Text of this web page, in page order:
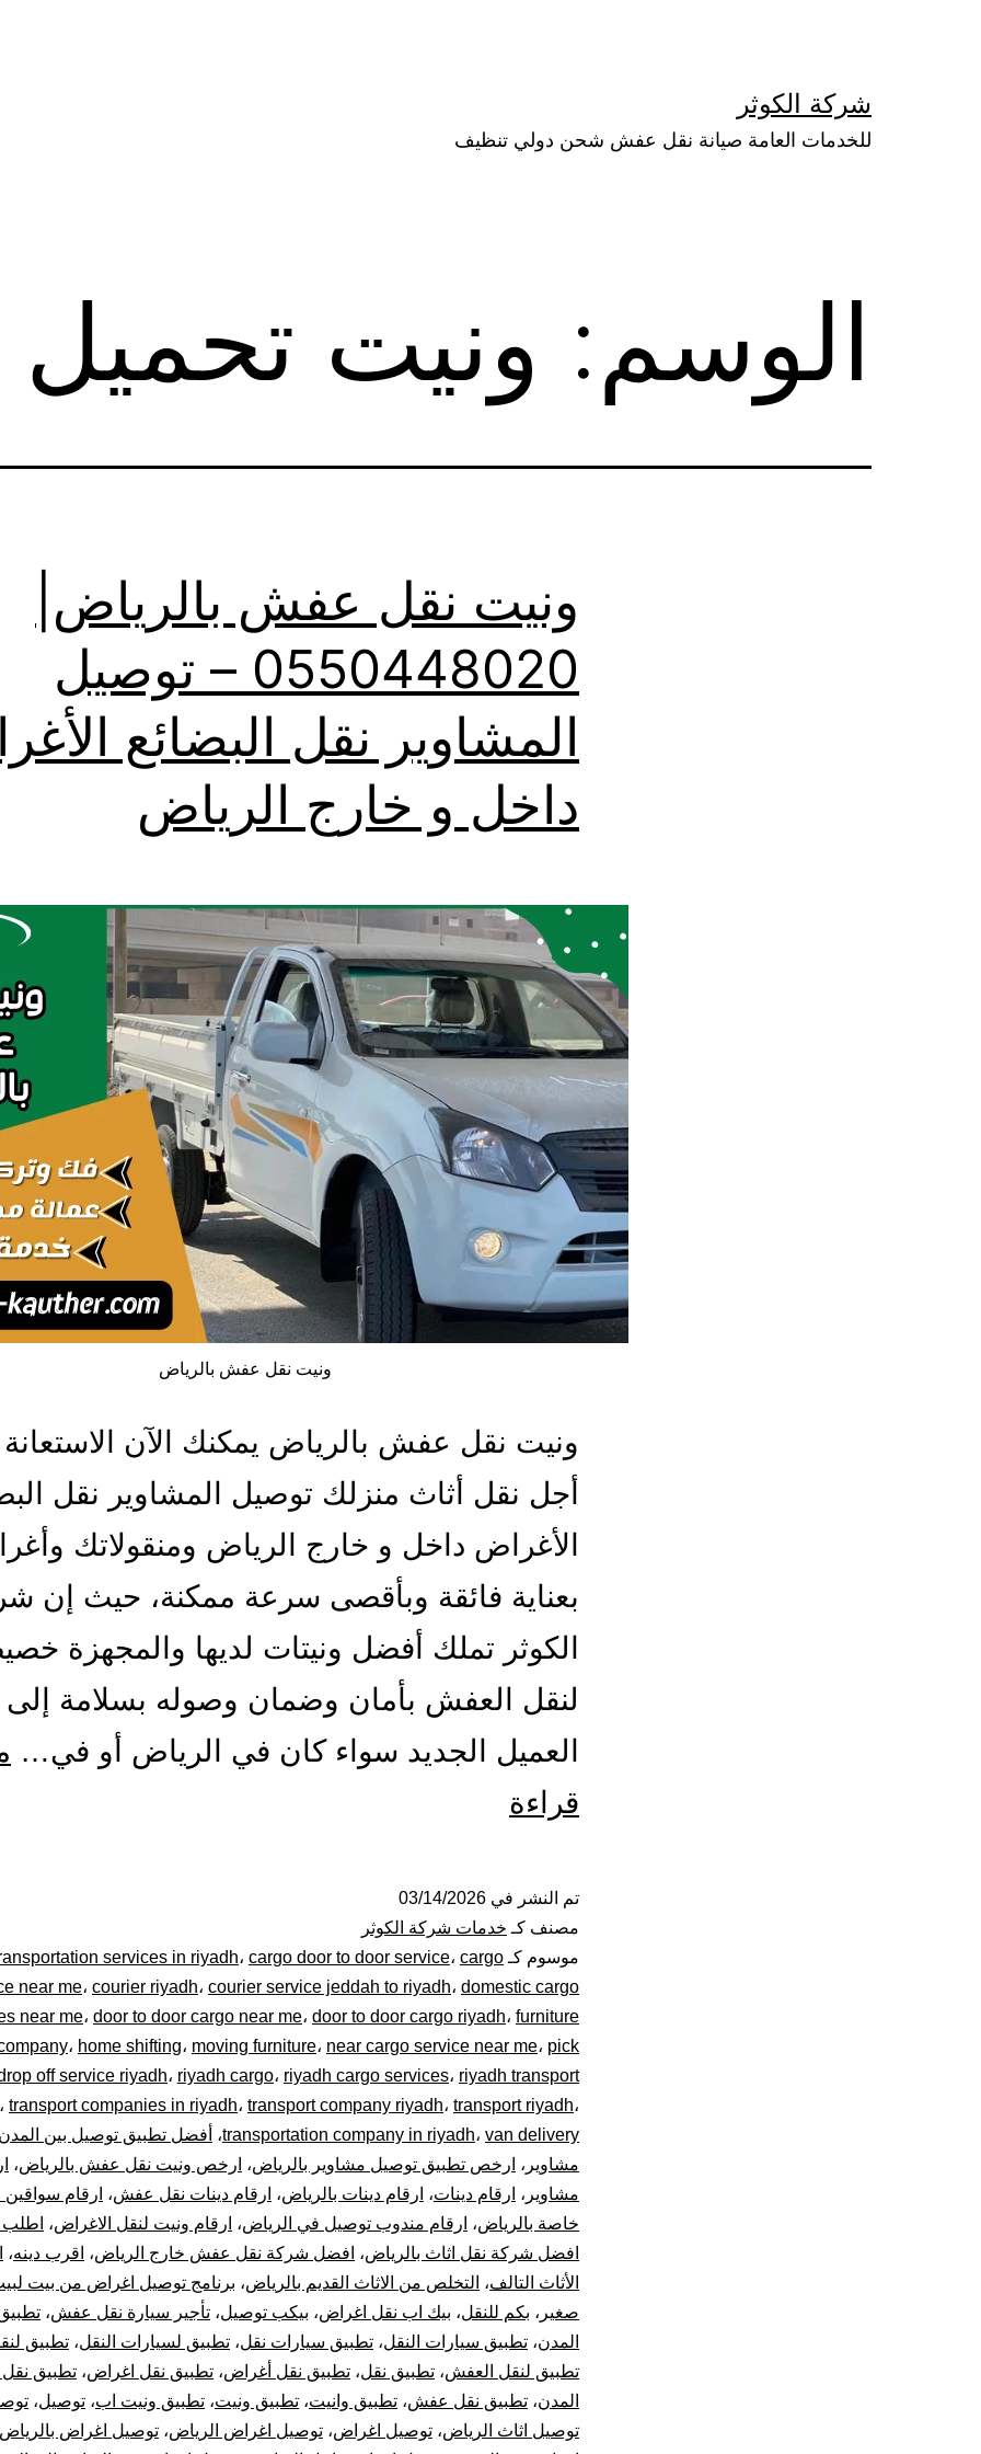
شركة الكوثر
للخدمات العامة صيانة نقل عفش شحن دولي تنظيف
الوسم: ونيت
ونيت نقل عفش بالرياض|
0550448020 – توصيل
المشاوير نقل البضائع
داخل و خارج الرياض
ونيت نقل عفش بالرياض
ونيت نقل عفش بالرياض يمكنك الآن
أجل نقل أثاث منزلك توصيل المشاوير نقل
الأغراض داخل و خارج الرياض ومنقولاتك
بعناية فائقة وبأقصى سرعة ممكنة، حيث إن
الكوثر تملك أفضل ونيتات لديها والمجهزة
لنقل العفش بأمان وضمان وصوله بسلامة
العميل الجديد سواء كان في الرياض أو في…
قراءة
عفش
بالرياض|
0550448020
–
توصيل
المشاوير
نقل
البضائع
الأغراض
داخل
و
تم النشر في 03/14/2026
مصنف كـ خدمات شركة الكوثر
موسوم كـ
services in riyadh، cargo door to door service، cargo
near me، courier riyadh، courier service jeddah to riyadh، domestic cargo
near me، door to door cargo near me، door to door cargo riyadh، furniture
، home shifting، moving furniture، near cargo service near me، pick
off service riyadh، riyadh cargo، riyadh cargo services، riyadh transport
، transport companies in riyadh، transport company riyadh، transport riyadh،
transportation company in riyadh، van delivery ، أفضل تطبيق توصيل بين
مشاوير ، ارخص تطبيق توصيل مشاوير بالرياض، ارخص ونيت نقل عفش بالرياض،
مشاوير ، ارقام دينات، ارقام دينات بالرياض، ارقام دينات نقل عفش، ارقام
خاصة بالرياض، ارقام مندوب توصيل في الرياض، ارقام ونيت لنقل الاغراض،
افضل شركة نقل اثاث بالرياض، افضل شركة نقل عفش خارج الرياض، اقرب دينه،
الأثاث التالف، التخلص من الاثاث القديم بالرياض، برنامج توصيل اغراض من بيت
صغير ، بكم للنقل، بيك اب نقل اغراض، بيكب توصيل، تأجير سيارة نقل عفش،
المدن، تطبيق سيارات النقل، تطبيق سيارات نقل، تطبيق لسيارات النقل، تطبيق
تطبيق لنقل العفش، تطبيق نقل، تطبيق نقل أغراض، تطبيق نقل اغراض، تطبيق
المدن، تطبيق نقل عفش، تطبيق وانيت، تطبيق ونيت، تطبيق ونيت اب، توصيل،
توصيل اثاث الرياض، توصيل اغراض، توصيل اغراض الرياض، توصيل اغراض بالرياض